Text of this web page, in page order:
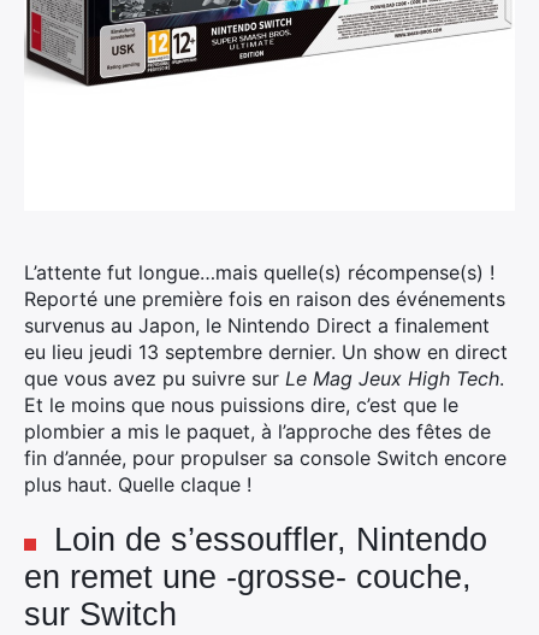
L’attente fut longue…mais quelle(s) récompense(s) !
Reporté une première fois en raison des événements
survenus au Japon, le Nintendo Direct a finalement
eu lieu jeudi 13 septembre dernier. Un show en direct
que vous avez pu suivre sur Le Mag Jeux High Tech.
Et le moins que nous puissions dire, c’est que le
plombier a mis le paquet, à l’approche des fêtes de
fin d’année, pour propulser sa console Switch encore
plus haut. Quelle claque !
Loin de s’essouffler, Nintendo
en remet une -grosse- couche,
sur Switch